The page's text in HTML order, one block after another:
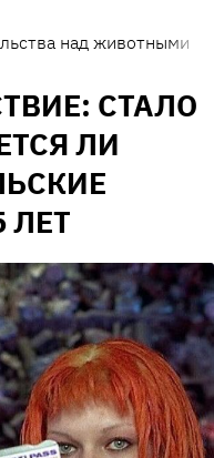
над животными
СТАЛО
ЛИ
ЛЕТ